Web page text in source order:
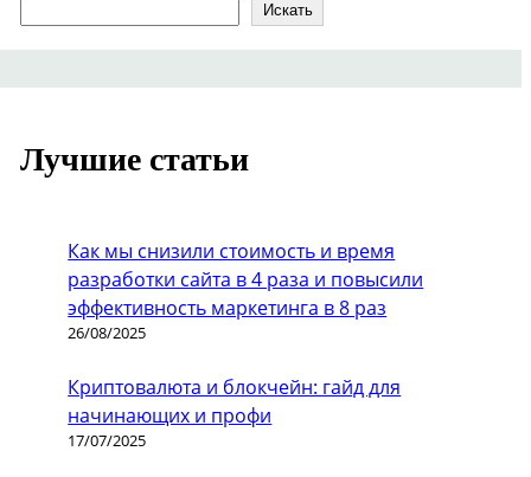
Искать
Лучшие статьи
Как мы снизили стоимость и время
разработки сайта в 4 раза и повысили
эффективность маркетинга в 8 раз
26/08/2025
Криптовалюта и блокчейн: гайд для
начинающих и профи
17/07/2025